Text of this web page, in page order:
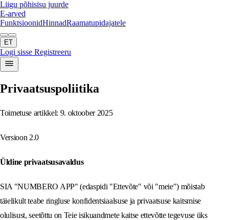
Liigu põhisisu juurde
E-arved
FunktsioonidHinnadRaamatupidajatele
ET
Logi sisse Registreeru
Privaatsuspoliitika
Toimetuse artikkel: 9. oktoober 2025
Versioon 2.0
Üldine privaatsusavaldus
SIA "NUMBERO APP" (edaspidi "Ettevõte" või "meie") mõistab
täielikult teabe ringluse konfidentsiaalsuse ja privaatsuse kaitsmise
olulisust, seetõttu on Teie isikuandmete kaitse ettevõtte tegevuse üks